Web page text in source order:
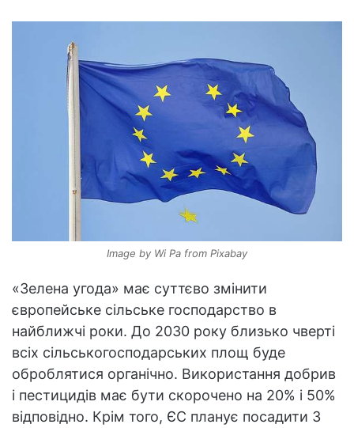
Image by Wi Pa from Pixabay
«Зелена угода» має суттєво змінити
європейське сільське господарство в
найближчі роки. До 2030 року близько чверті
всіх сільськогосподарських площ буде
оброблятися органічно. Використання добрив
і пестицидів має бути скорочено на 20% і 50%
відповідно. Крім того, ЄС планує посадити 3